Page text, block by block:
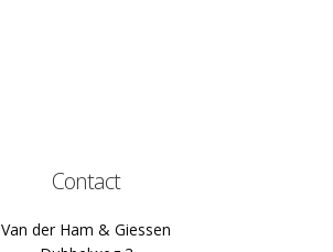
Contact
Van der Ham & Giessen